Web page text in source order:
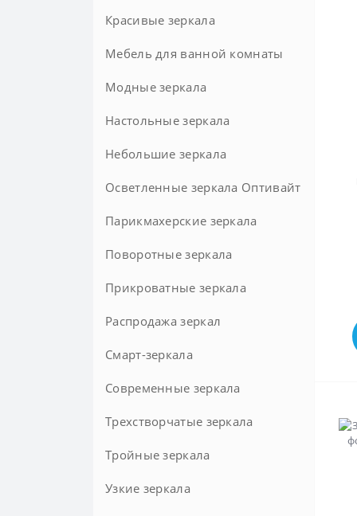
Красивые зеркала
Мебель для ванной комнаты
Комоды в ванную комнату
Комплектующие для мебели в
Тумбы под раковину
Тумбы с раковиной
Шкафы в ванную комнату
Экраны под ванну
Модные зеркала
Настольные зеркала
Небольшие зеркала
Осветленные зеркала Оптивайт
Парикмахерские зеркала
Поворотные зеркала
Прикроватные зеркала
Распродажа зеркал
Смарт-зеркала
Современные зеркала
Трехстворчатые зеркала
Тройные зеркала
Узкие зеркала